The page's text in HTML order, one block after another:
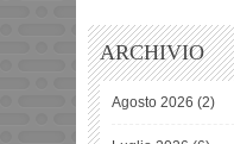
ARCHIVIO
Agosto 2026 (2)